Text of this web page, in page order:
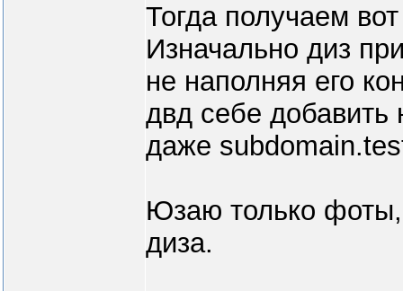
Тогда получаем
Изначально диз
не наполняя его
двд себе добавить
даже
Юзаю только
диза.